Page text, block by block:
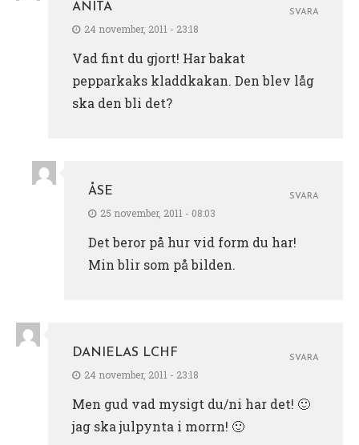
ANITA
24 november, 2011 - 23:18
Vad fint du gjort! Har bakat
pepparkaks kladdkakan. Den blev låg
ska den bli det?
SVARA
ÅSE
25 november, 2011 - 08:03
Det beror på hur vid form du har!
Min blir som på bilden.
SVARA
DANIELAS LCHF
24 november, 2011 - 23:18
Men gud vad mysigt du/ni har det! 🙂
jag ska julpynta i morrn! 🙂
SVARA